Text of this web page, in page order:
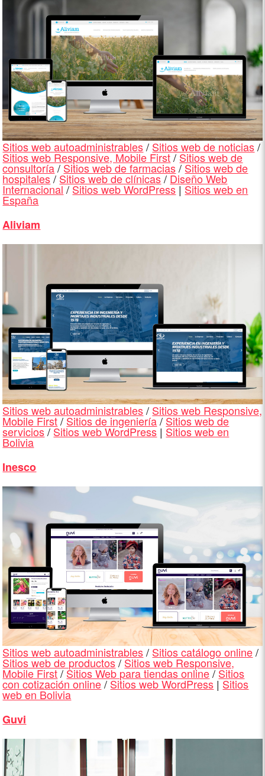
Sitios web autoadministrables/ Sitios web de noticias/
Sitios web Responsive, Mobile First/Sitios web de
consultoría/Sitios web de farmacias/Sitios web de
hospitales/ Sitios web de clínicas/Diseño Web
Internacional/Sitios web WordPress|Sitios web en
España
Aliviam
Sitios web autoadministrables/ Sitios web Responsive,
Mobile First/Sitios de ingeniería/Sitios web de
servicios/Sitios web WordPress|Sitios web en
Bolivia
Inesco
Sitios web autoadministrables/ Sitios catálogo online/
Sitios web de productos/Sitios web Responsive,
Mobile First/Sitios Web para tiendas online/Sitios
con cotización online/Sitios web WordPress |Sitios
web en Bolivia
Guvi